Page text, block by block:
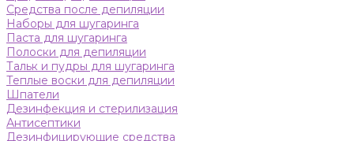
Средства после депиляции
Наборы для шугаринга
Паста для шугаринга
Полоски для депиляции
Тальк и пудры для шугаринга
Теплые воски для депиляции
Шпатели
Дезинфекция и стерилизация
Антисептики
Дезинфицирующие средства